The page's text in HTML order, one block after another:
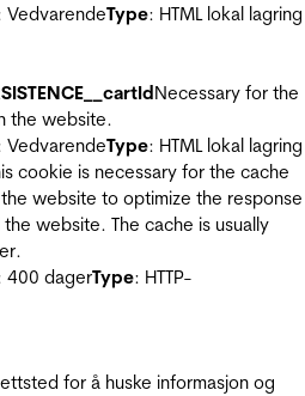
VedvarendeType: HTML lokal lagring
Necessary for the
the website.
VedvarendeType: HTML lokal lagring
cookie is necessary for the cache
website to optimize the response
website. The cache is usually
400 dagerType: HTTP-
for å huske informasjon og